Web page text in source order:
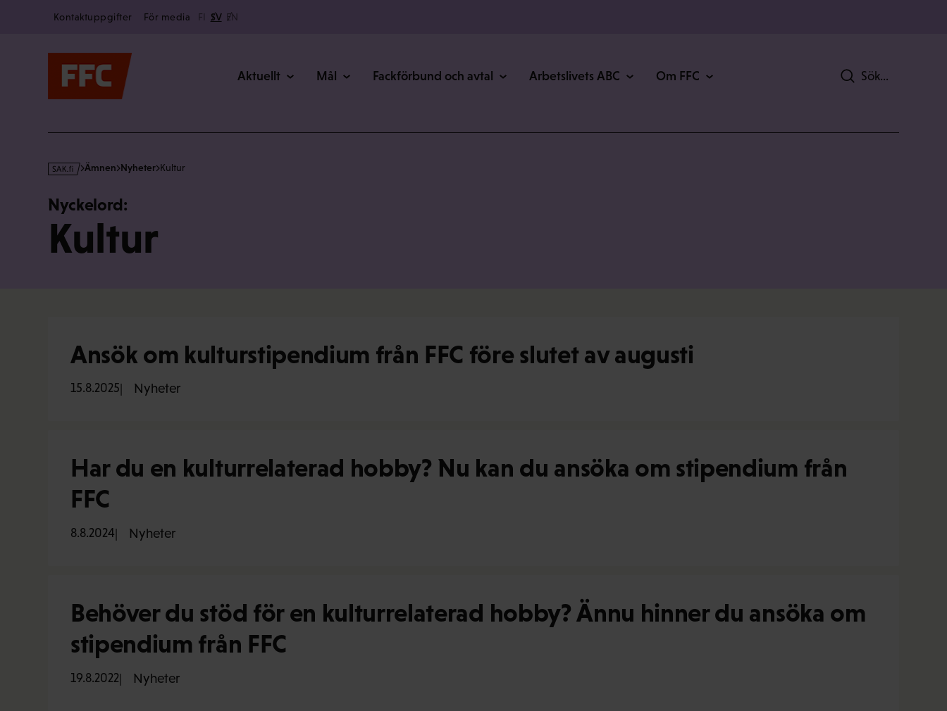
Secondary
Kontaktuppgifter För media FI SV EN
Aktuellt Mål Fackförbund och avtal Arbetslivets ABC Om FFC Sök
s
k
·
Ämnen Nyheter Kultur
Nyckelord:
Kultur
Ansök om kulturstipendium från FFC före slutet av augusti
15.8.2025 Nyheter
Har du en kulturrelaterad hobby? Nu kan du ansöka om stipendium från
FFC
8.8.2024 Nyheter
Behöver du stöd för en kulturrelaterad hobby? Ännu hinner du ansöka om
stipendium från FFC
19.8.2022 Nyheter